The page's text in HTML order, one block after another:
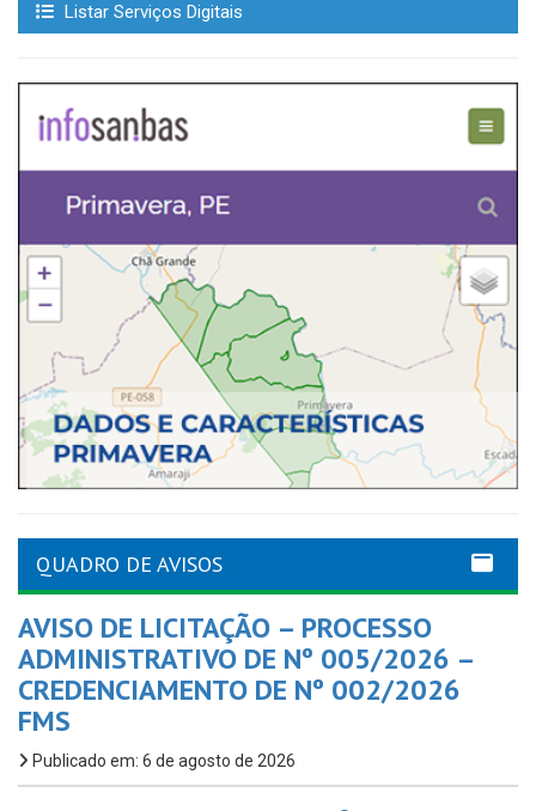
Listar Serviços Digitais
QUADRO DE AVISOS
AVISO DE LICITAÇÃO – PROCESSO
ADMINISTRATIVO DE Nº 005/2026 –
CREDENCIAMENTO DE Nº 002/2026
FMS
Publicado em: 6 de agosto de 2026